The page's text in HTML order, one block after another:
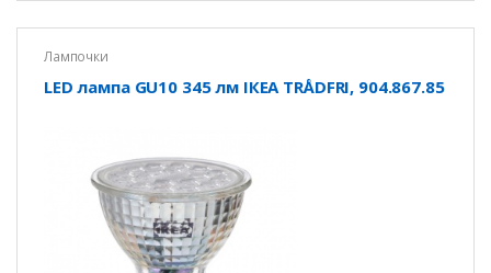
Лампочки
LED лампа GU10 345 лм ІКЕА TRÅDFRI, 904.867.85